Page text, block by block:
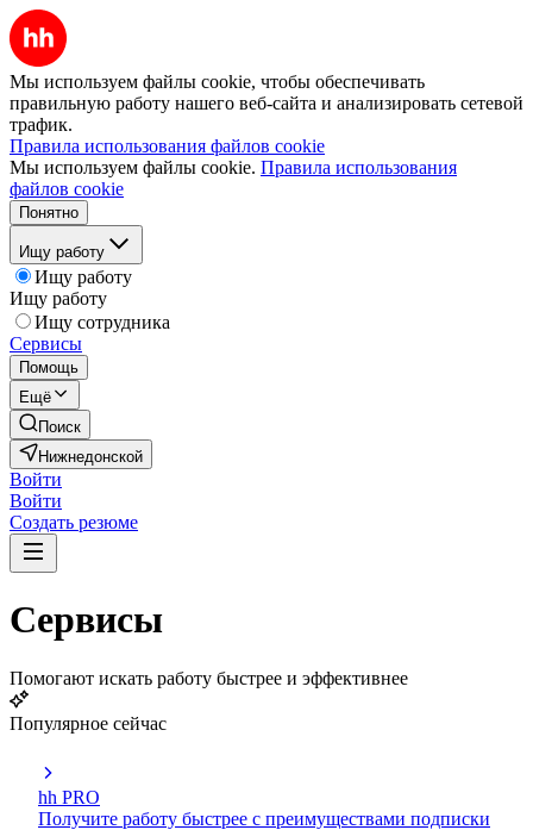
Мы используем файлы cookie, чтобы обеспечивать
правильную работу нашего веб-сайта и анализировать сетевой
трафик.
Правила использования файлов cookie
Мы используем файлы cookie. Правила использования
файлов cookie
Понятно
Ищу работу
Ищу работу
Ищу работу
Ищу сотрудника
Сервисы
Помощь
Ещё
Поиск
Нижнедонской
Войти
Войти
Создать резюме
Сервисы
Помогают искать работу быстрее и эффективнее
Популярное сейчас
hh PRO
Получите работу быстрее с преимуществами подписки